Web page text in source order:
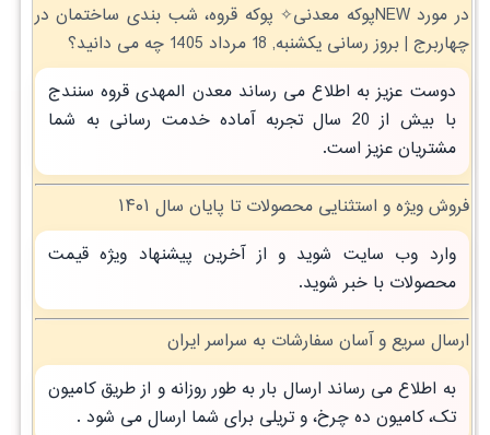
در مورد NEWپوکه معدنی✧ پوکه قروه، شب بندی ساختمان در
چهاربرج | بروز رسانی یکشنبه, 18 مرداد 1405 چه می دانید؟
دوست عزیز به اطلاع می رساند معدن المهدی قروه سنندج
با بیش از 20 سال تجربه آماده خدمت رسانی به شما
مشتریان عزیز است.
فروش ویژه و استثنایی محصولات تا پایان سال ۱۴۰۱
وارد وب سایت شوید و از آخرین پیشنهاد ویژه قیمت
محصولات با خبر شوید.
ارسال سریع و آسان سفارشات به سراسر ایران
به اطلاع می رساند ارسال بار به طور روزانه و از طریق کامیون
تک، کامیون ده چرخ، و تریلی برای شما ارسال می شود .